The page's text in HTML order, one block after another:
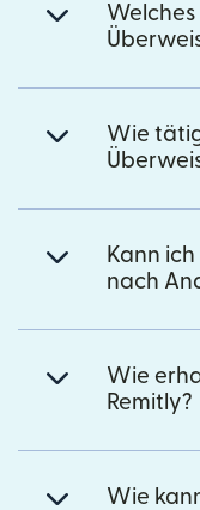
Wie
Kann
nach
Wie
Remitly?
Wie